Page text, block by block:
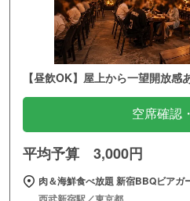
【昼飲OK】屋上から一望開放感
空席確認
平均予算 3,000円
肉＆海鮮食べ放題 新宿BBQビアガ